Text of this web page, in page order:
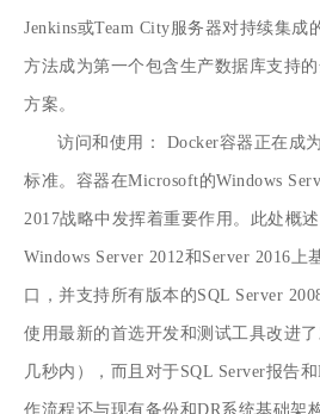
Jenkins或Team City服务器对持续集成
方法成为第一个包含生产数据库支持
方案。
访问和使用： Docker容器正在成
标准。容器在Microsoft的Windows
2017战略中发挥着重要作用。此处概
Windows Server 2012和Server 2016上
口，并支持所有版本的SQL Server
使用最新的首选开发和测试工具改进
几秒内），而且对于SQL Server报告
作流程还与现有备份和DR系统基础架